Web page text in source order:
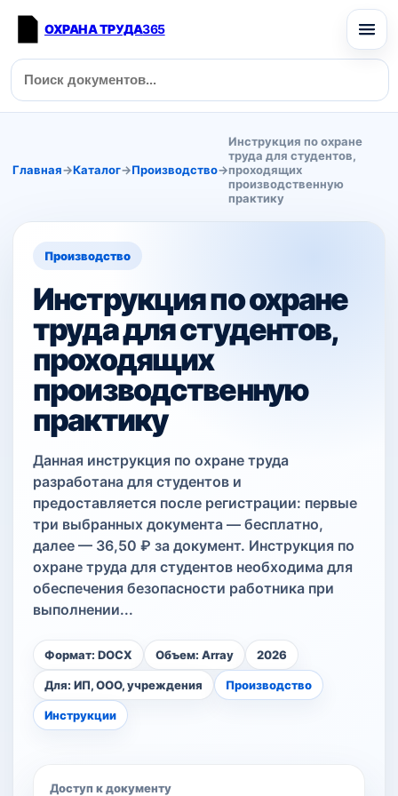
ОХРАНА ТРУДА365
Главная→Каталог→Производство→
Инструкция по охране
труда для студентов,
проходящих
производственную
практику
Производство
Инструкция по охране
труда для студентов,
проходящих
производственную
практику
Данная инструкция по охране труда
разработана для студентов и
предоставляется после регистрации: первые
три выбранных документа — бесплатно,
далее — 36,50 ₽ за документ. Инструкция по
охране труда для студентов необходима для
обеспечения безопасности работника при
выполнении...
Формат: DOCX Объем: Array 2026
Для: ИП, ООО, учреждения Производство
Инструкции
Доступ к документу